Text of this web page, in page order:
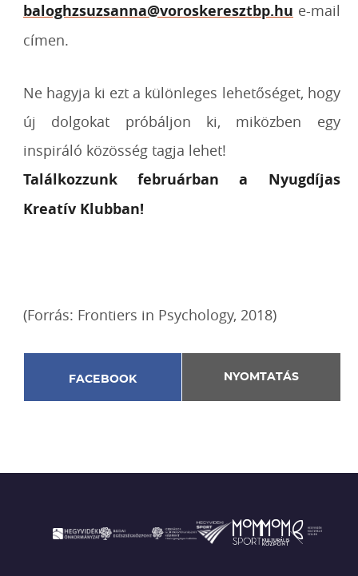
baloghzsuzsanna@voroskeresztbp.hu e-mail
címen.
Ne hagyja ki ezt a különleges lehetőséget, hogy
új dolgokat próbáljon ki, miközben egy
inspiráló közösség tagja lehet!
Találkozzunk februárban a Nyugdíjas
Kreatív Klubban!
(Forrás: Frontiers in Psychology, 2018)
FACEBOOK NYOMTATÁS